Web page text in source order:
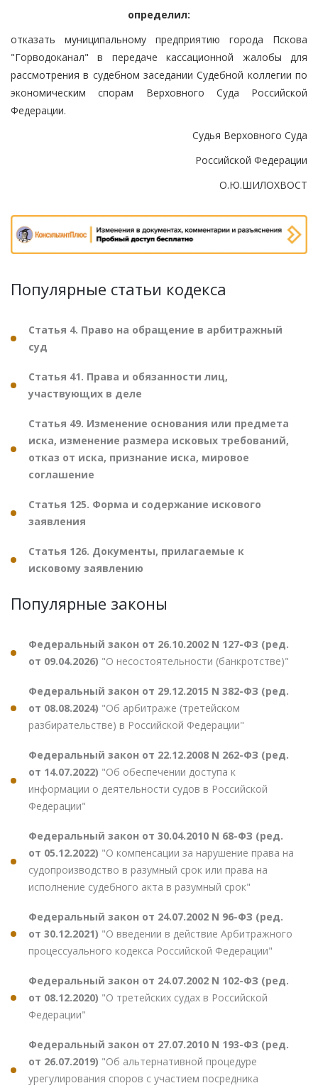
определил:
отказать муниципальному предприятию города Пскова
"Горводоканал" в передаче кассационной жалобы для
рассмотрения в судебном заседании Судебной коллегии по
экономическим спорам Верховного Суда Российской
Федерации.
Судья Верховного Суда
Российской Федерации
О.Ю.ШИЛОХВОСТ
Популярные статьи кодекса
Статья 4. Право на обращение в арбитражный
суд
Статья 41. Права и обязанности лиц,
участвующих в деле
Статья 49. Изменение основания или предмета
иска, изменение размера исковых требований,
отказ от иска, признание иска, мировое
соглашение
Статья 125. Форма и содержание искового
заявления
Статья 126. Документы, прилагаемые к
исковому заявлению
Популярные законы
Федеральный закон от 26.10.2002 N 127-ФЗ (ред.
от 09.04.2026) "О несостоятельности (банкротстве)"
Федеральный закон от 29.12.2015 N 382-ФЗ (ред.
от 08.08.2024) "Об арбитраже (третейском
разбирательстве) в Российской Федерации"
Федеральный закон от 22.12.2008 N 262-ФЗ (ред.
от 14.07.2022) "Об обеспечении доступа к
информации о деятельности судов в Российской
Федерации"
Федеральный закон от 30.04.2010 N 68-ФЗ (ред.
от 05.12.2022) "О компенсации за нарушение права на
судопроизводство в разумный срок или права на
исполнение судебного акта в разумный срок"
Федеральный закон от 24.07.2002 N 96-ФЗ (ред.
от 30.12.2021) "О введении в действие Арбитражного
процессуального кодекса Российской Федерации"
Федеральный закон от 24.07.2002 N 102-ФЗ (ред.
от 08.12.2020) "О третейских судах в Российской
Федерации"
Федеральный закон от 27.07.2010 N 193-ФЗ (ред.
от 26.07.2019) "Об альтернативной процедуре
урегулирования споров с участием посредника